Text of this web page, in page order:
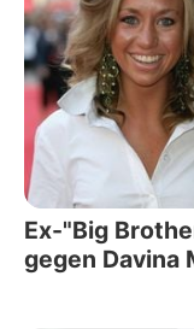
Ex-"Big
gegen Davina